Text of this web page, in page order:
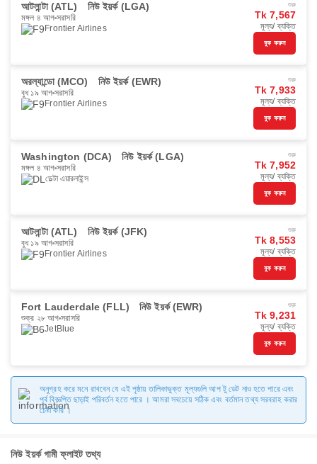
আটলান্টা (ATL) নিউ ইয়র্ক (LGA)
মঙ্গল ৪ আগ সরাসরি
Frontier Airlines
শুরু
Tk 7,567
মূল্য/ ব্যক্তি
বুক করুন
অরল্যান্ডো (MCO) নিউ ইয়র্ক (EWR)
বুধ ১৯ আগ সরাসরি
Frontier Airlines
শুরু
Tk 7,933
মূল্য/ ব্যক্তি
বুক করুন
Washington (DCA) নিউ ইয়র্ক (LGA)
মঙ্গল ৪ আগ সরাসরি
ডেল্টা এয়ারলাইন্স
শুরু
Tk 7,952
মূল্য/ ব্যক্তি
বুক করুন
আটলান্টা (ATL) নিউ ইয়র্ক (JFK)
বুধ ১৯ আগ সরাসরি
Frontier Airlines
শুরু
Tk 8,553
মূল্য/ ব্যক্তি
বুক করুন
Fort Lauderdale (FLL) নিউ ইয়র্ক (EWR)
শুক্র ২৮ আগ সরাসরি
JetBlue
শুরু
Tk 9,231
মূল্য/ ব্যক্তি
বুক করুন
অনুগ্রহ করে মনে রাখবেন যে এই পৃষ্ঠায় তালিকাভুক্ত মূল্যগুলি আপ টু ডেট নাও হতে পারে এবং
পূর্ব বিজ্ঞপ্তি ছাড়াই পরিবর্তন হতে পারে । আমরা সবচেয়ে সঠিক এবং বর্তমান তথ্য সরবরাহ করার
চেষ্টা করি ।
নিউ ইয়র্ক গামী ফ্লাইট তথ্য